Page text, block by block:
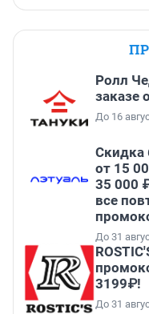
Ролл
заказе
До 16
Скидка
от 15
35 000
все
До 31
3199₽!
До 31